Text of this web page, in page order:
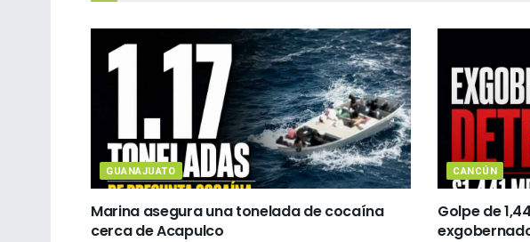
GUANAJUATO
Marina asegura una tonelada de cocaína
cerca de Acapulco
CANCÚN
Golpe de